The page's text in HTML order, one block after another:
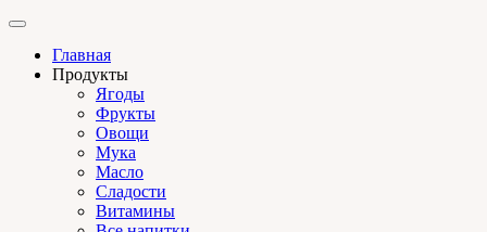
Главная
Продукты
Ягоды
Фрукты
Овощи
Мука
Масло
Сладости
Витамины